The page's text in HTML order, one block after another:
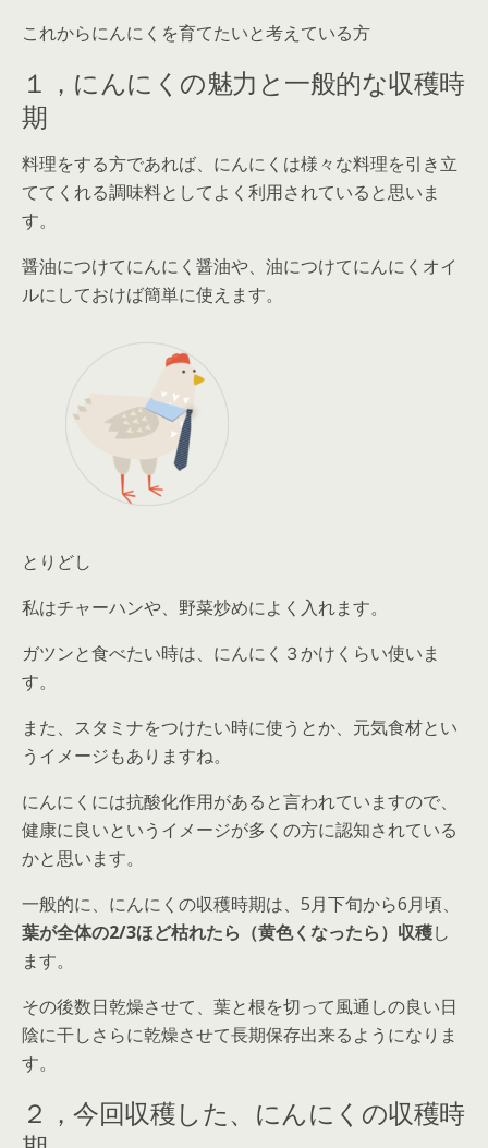
これからにんにくを育てたいと考えている方
１，にんにくの魅力と一般的な収穫時
期
料理をする方であれば、にんにくは様々な料理を引き立
ててくれる調味料としてよく利用されていると思いま
す。
醤油につけてにんにく醤油や、油につけてにんにくオイ
ルにしておけば簡単に使えます。
とりどし
私はチャーハンや、野菜炒めによく入れます。
ガツンと食べたい時は、にんにく３かけくらい使いま
す。
また、スタミナをつけたい時に使うとか、元気食材とい
うイメージもありますね。
にんにくには抗酸化作用があると言われていますので、
健康に良いというイメージが多くの方に認知されている
かと思います。
一般的に、にんにくの収穫時期は、5月下旬から6月頃、
葉が全体の2/3ほど枯れたら（黄色くなったら）収穫し
ます。
その後数日乾燥させて、葉と根を切って風通しの良い日
陰に干しさらに乾燥させて長期保存出来るようになりま
す。
２，今回収穫した、にんにくの収穫時